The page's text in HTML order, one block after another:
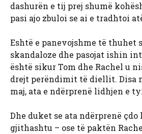
dashurën e tij prej shumë
pasi ajo zbuloi se ai e tradhtoi
Eshtë e panevojshme të thuhet
skandaloze dhe pasojat ishin
është sikur Tom dhe Rachel u
drejt perëndimit të diellit. Disa
maj, ata e ndërprenë lidhjen e
Dhe duket se ata ndërprenë
gjithashtu – ose të paktën